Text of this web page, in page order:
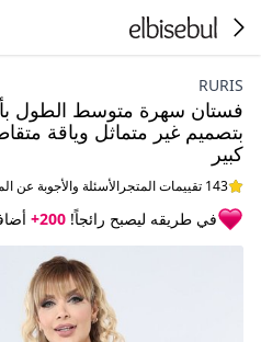
RURIS
فستان سهرة متوسط الطول
بتصميم غير متماثل وياقة
كبير
143 تقييمات المتجر الأسئلة والأجوبة عن
في طريقه ليصبح رائجاً! 200+